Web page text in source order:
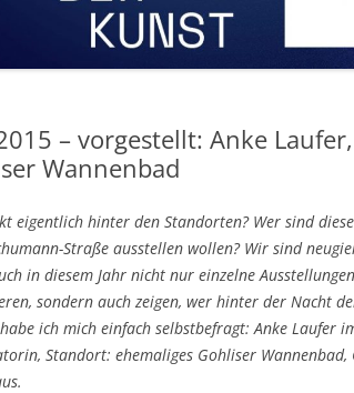
– vorgestellt: Anke
Wannenbad
eigentlich hinter den Standorten? Wer sind
Straße ausstellen wollen? Wir sind
in diesem Jahr nicht nur einzelne
sondern auch zeigen, wer hinter der Nacht
ich mich einfach selbstbefragt: Anke Laufer
Standort: ehemaliges Gohliser Wannenbad,